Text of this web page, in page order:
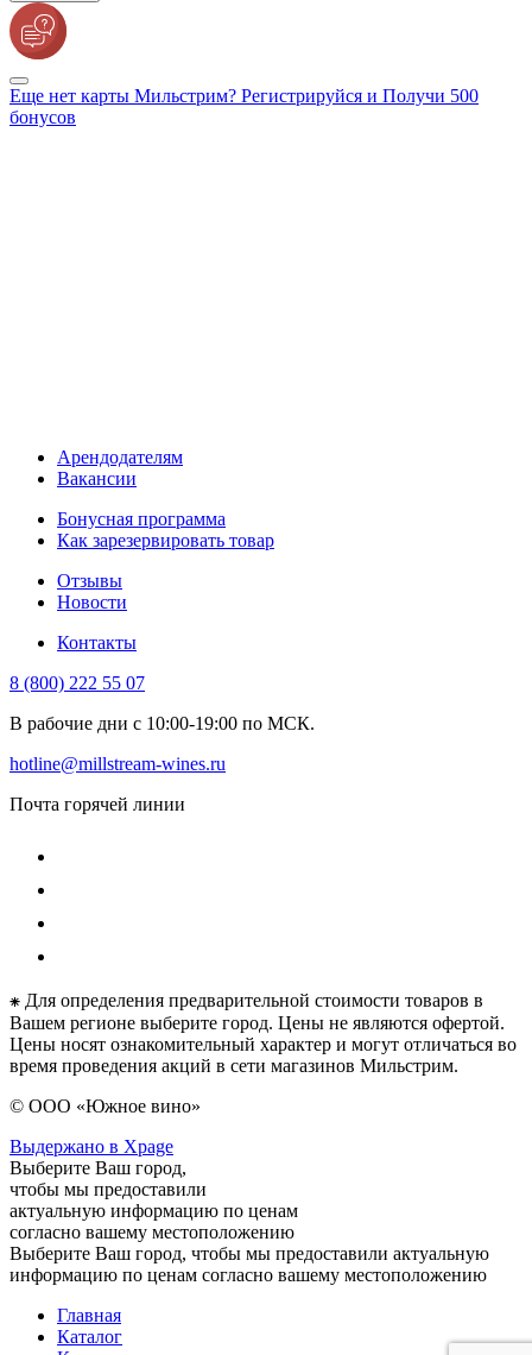
Еще нет карты Мильстрим? Регистрируйся и Получи 500
бонусов
Арендодателям
Вакансии
Бонусная программа
Как зарезервировать товар
Отзывы
Новости
Контакты
8 (800) 222 55 07
В рабочие дни с 10:00-19:00 по МСК.
hotline@millstream-wines.ru
Почта горячей линии
⁕ Для определения предварительной стоимости товаров в
Вашем регионе выберите город. Цены не являются офертой.
Цены носят ознакомительный характер и могут отличаться во
время проведения акций в сети магазинов Мильстрим.
© ООО «Южное вино»
Выдержано в Xpage
Выберите Ваш город,
чтобы мы предоставили
актуальную информацию по ценам
согласно вашему местоположению
Выберите Ваш город, чтобы мы предоставили актуальную
информацию по ценам согласно вашему местоположению
Главная
Каталог